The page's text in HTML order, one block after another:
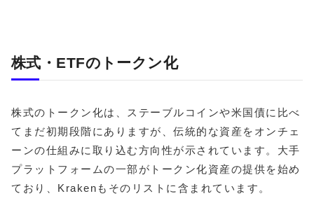
株式・ETFのトークン化
株式のトークン化は、ステーブルコインや米国債に比べ
てまだ初期段階にありますが、伝統的な資産をオンチェ
ーンの仕組みに取り込む方向性が示されています。大手
プラットフォームの一部がトークン化資産の提供を始め
ており、Krakenもそのリストに含まれています。